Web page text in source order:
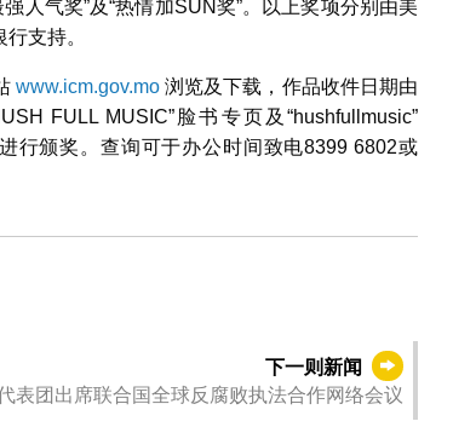
人气奖”及“热情加SUN奖”。以上奖项分别由美
支持。
www.icm.gov.mo浏览及下载，作品收件日期由
FULL MUSIC”脸书专页及“hushfullmusic”
行颁奖。查询可于办公时间致电8399 6802或
下一则新闻
表团出席联合国全球反腐败执法合作网络会议